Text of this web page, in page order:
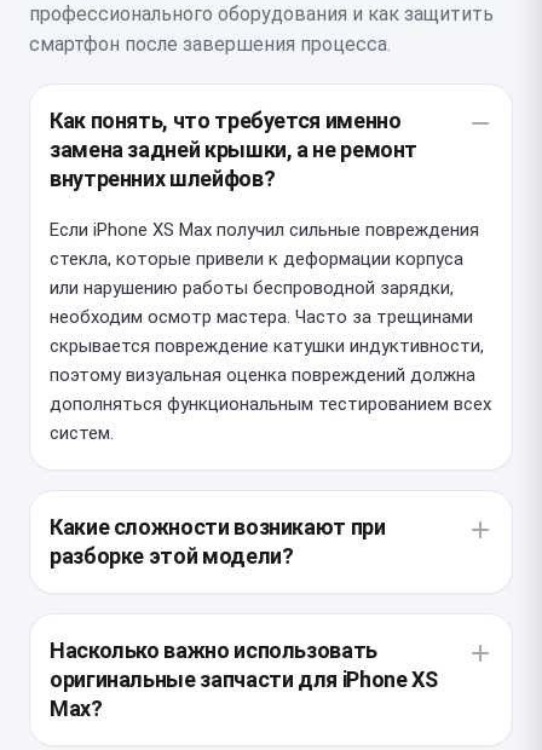
профессионального оборудования и как защитить
смартфон после завершения процесса.
Как понять, что требуется именно
замена задней крышки, а не ремонт
внутренних шлейфов?
Если iPhone XS Max получил сильные повреждения
стекла, которые привели к деформации корпуса
или нарушению работы беспроводной зарядки,
необходим осмотр мастера. Часто за трещинами
скрывается повреждение катушки индуктивности,
поэтому визуальная оценка повреждений должна
дополняться функциональным тестированием всех
систем.
Какие сложности возникают при
разборке этой модели?
фиксирующего заднее стекло на стальной рамке.
Мастеру необходимо аккуратно демонтировать
компоненты, чтобы избежать случайного
Насколько важно использовать
оригинальные запчасти для iPhone XS
Max?